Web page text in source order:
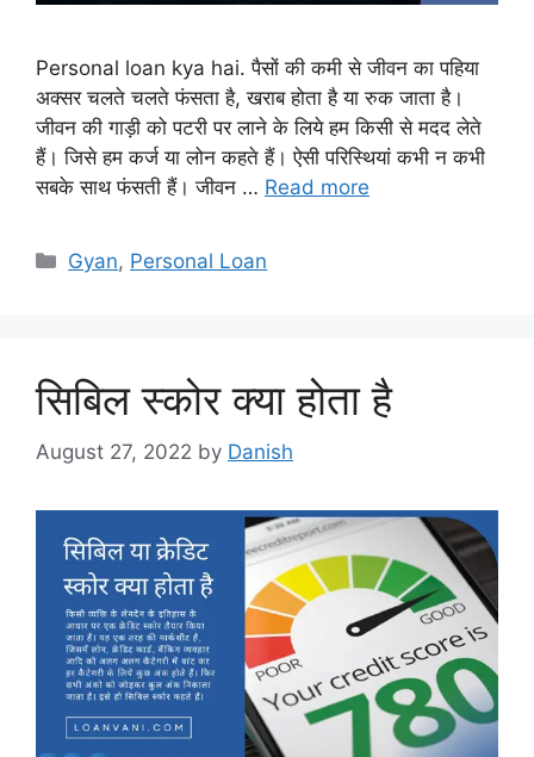
Personal loan kya hai. पैसों की कमी से जीवन का पहिया
अक्सर चलते चलते फंसता है, खराब होता है या रुक जाता है।
जीवन की गाड़ी को पटरी पर लाने के लिये हम किसी से मदद लेते
हैं। जिसे हम कर्ज या लोन कहते हैं। ऐसी परिस्थियां कभी न कभी
सबके साथ फंसती हैं। जीवन … Read more
Categories
Gyan, Personal Loan
सिबिल स्कोर क्या होता है
August 27, 2022 by Danish